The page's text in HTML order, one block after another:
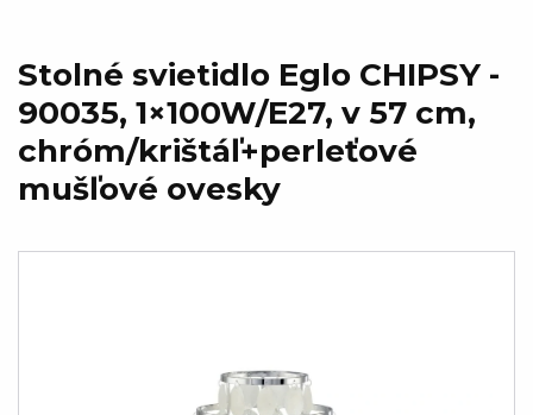
Stolné svietidlo Eglo CHIPSY -
90035, 1×100W/E27, v 57 cm,
chróm/krištáľ+perleťové
mušľové ovesky